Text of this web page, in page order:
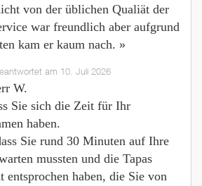
von der üblichen Qualiät der
war freundlich aber aufgrund
kam er kaum nach. »
am 10. Juli 2026
W.
Sie sich die Zeit für Ihr
haben.
Sie rund 30 Minuten auf Ihre
mussten und die Tapas
entsprochen haben, die Sie von